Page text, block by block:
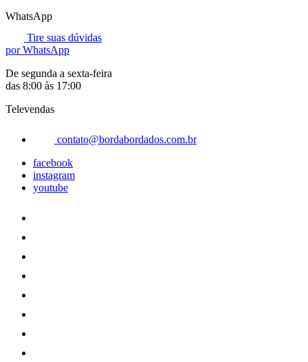
WhatsApp
Tire suas dúvidas
por WhatsApp
De segunda a sexta-feira
das 8:00 às 17:00
Televendas
contato@bordabordados.com.br
facebook
instagram
youtube